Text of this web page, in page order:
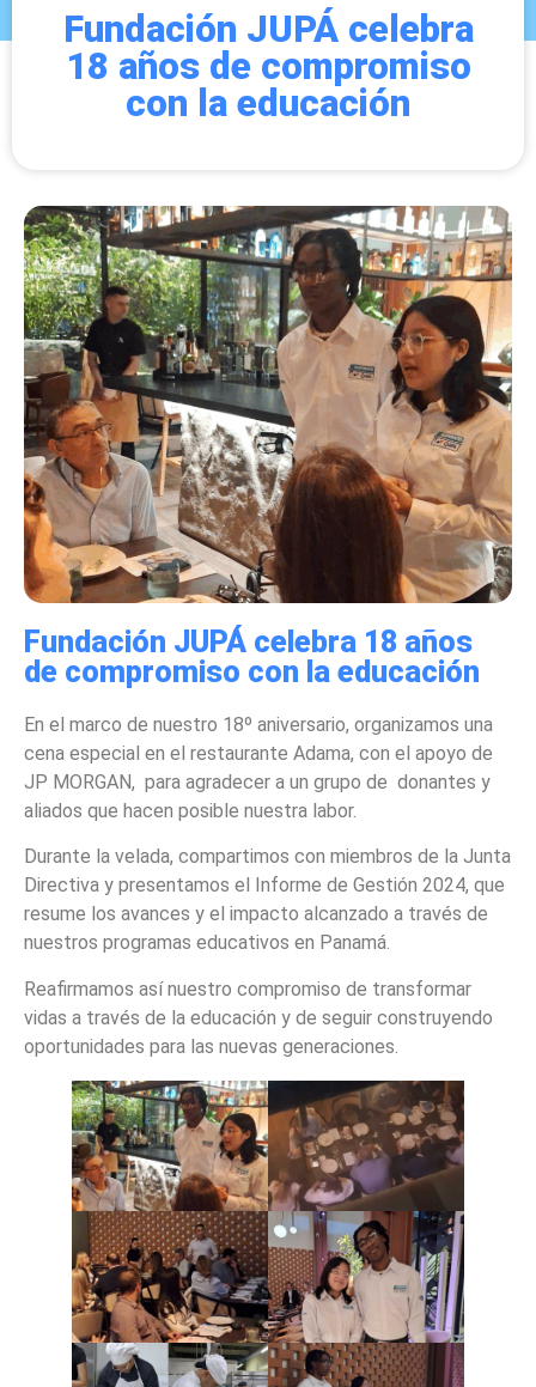
Fundación JUPÁ celebra
18 años de compromiso
con la educación
Fundación JUPÁ celebra 18 años
de compromiso con la educación
En el marco de nuestro 18º aniversario, organizamos una
cena especial en el restaurante Adama, con el apoyo de
JP MORGAN, para agradecer a un grupo de donantes y
aliados que hacen posible nuestra labor.
Durante la velada, compartimos con miembros de la Junta
Directiva y presentamos el Informe de Gestión 2024, que
resume los avances y el impacto alcanzado a través de
nuestros programas educativos en Panamá.
Reafirmamos así nuestro compromiso de transformar
vidas a través de la educación y de seguir construyendo
oportunidades para las nuevas generaciones.